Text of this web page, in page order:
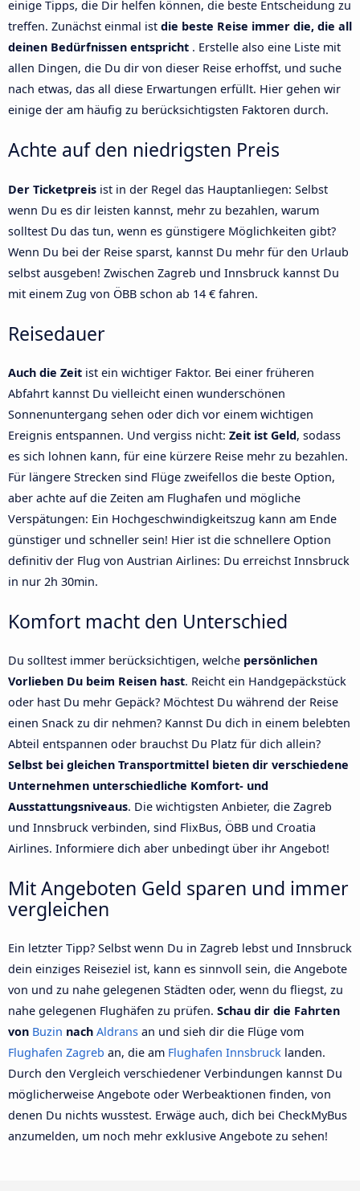
einige Tipps, die Dir helfen können, die beste Entscheidung zu
treffen. Zunächst einmal ist die beste Reise immer die, die all
deinen Bedürfnissen entspricht . Erstelle also eine Liste mit
allen Dingen, die Du dir von dieser Reise erhoffst, und suche
nach etwas, das all diese Erwartungen erfüllt. Hier gehen wir
einige der am häufig zu berücksichtigsten Faktoren durch.
Achte auf den niedrigsten Preis
Der Ticketpreis ist in der Regel das Hauptanliegen: Selbst
wenn Du es dir leisten kannst, mehr zu bezahlen, warum
solltest Du das tun, wenn es günstigere Möglichkeiten gibt?
Wenn Du bei der Reise sparst, kannst Du mehr für den Urlaub
selbst ausgeben! Zwischen Zagreb und Innsbruck kannst Du
mit einem Zug von ÖBB schon ab 14 € fahren.
Reisedauer
Auch die Zeit ist ein wichtiger Faktor. Bei einer früheren
Abfahrt kannst Du vielleicht einen wunderschönen
Sonnenuntergang sehen oder dich vor einem wichtigen
Ereignis entspannen. Und vergiss nicht: Zeit ist Geld, sodass
es sich lohnen kann, für eine kürzere Reise mehr zu bezahlen.
Für längere Strecken sind Flüge zweifellos die beste Option,
aber achte auf die Zeiten am Flughafen und mögliche
Verspätungen: Ein Hochgeschwindigkeitszug kann am Ende
günstiger und schneller sein! Hier ist die schnellere Option
definitiv der Flug von Austrian Airlines: Du erreichst Innsbruck
in nur 2h 30min.
Komfort macht den Unterschied
Du solltest immer berücksichtigen, welche persönlichen
Vorlieben Du beim Reisen hast. Reicht ein Handgepäckstück
oder hast Du mehr Gepäck? Möchtest Du während der Reise
einen Snack zu dir nehmen? Kannst Du dich in einem belebten
Abteil entspannen oder brauchst Du Platz für dich allein?
Selbst bei gleichen Transportmittel bieten dir verschiedene
Unternehmen unterschiedliche Komfort- und
Ausstattungsniveaus. Die wichtigsten Anbieter, die Zagreb
und Innsbruck verbinden, sind FlixBus, ÖBB und Croatia
Airlines. Informiere dich aber unbedingt über ihr Angebot!
Mit Angeboten Geld sparen und immer
vergleichen
Ein letzter Tipp? Selbst wenn Du in Zagreb lebst und Innsbruck
dein einziges Reiseziel ist, kann es sinnvoll sein, die Angebote
von und zu nahe gelegenen Städten oder, wenn du fliegst, zu
nahe gelegenen Flughäfen zu prüfen. Schau dir die Fahrten
von Buzin nach Aldrans an und sieh dir die Flüge vom
Flughafen Zagreb an, die am Flughafen Innsbruck landen.
Durch den Vergleich verschiedener Verbindungen kannst Du
möglicherweise Angebote oder Werbeaktionen finden, von
denen Du nichts wusstest. Erwäge auch, dich bei CheckMyBus
anzumelden, um noch mehr exklusive Angebote zu sehen!